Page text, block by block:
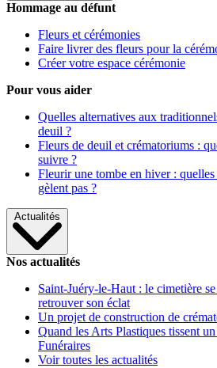
Hommage au défunt
Fleurs et cérémonies
Faire livrer des fleurs pour la
Créer votre espace cérémonie
Pour vous aider
Quelles alternatives aux
deuil ?
Fleurs de deuil et crématoriums :
suivre ?
Fleurir une tombe en hiver :
gèlent pas ?
Actualités
Nos actualités
Saint-Juéry-le-Haut : le cimetière
retrouver son éclat
Un projet de construction de
Quand les Arts Plastiques tissent
Funéraires
Voir toutes les actualités